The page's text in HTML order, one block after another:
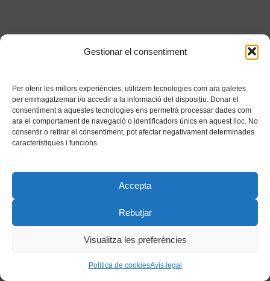
Gestionar el consentiment
Per oferir les millors experiències, utilitzem tecnologies com ara galetes
per emmagatzemar i/o accedir a la informació del dispositiu. Donar el
consentiment a aquestes tecnologies ens permetrà processar dades com
ara el comportament de navegació o identificadors únics en aquest lloc. No
consentir o retirar el consentiment, pot afectar negativament determinades
característiques i funcions.
Accepta
Rebutjar
Visualitza les preferències
Política de cookiesAvís legal